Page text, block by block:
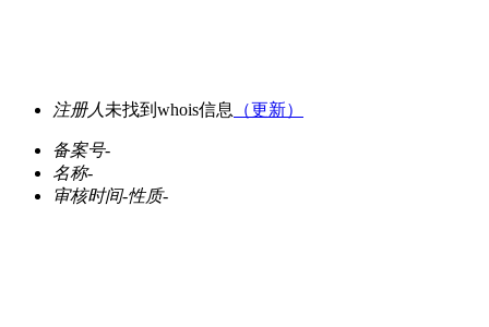
注册人 未找到whois信息 （更新）
备案号-
名称-
审核时间-性质-